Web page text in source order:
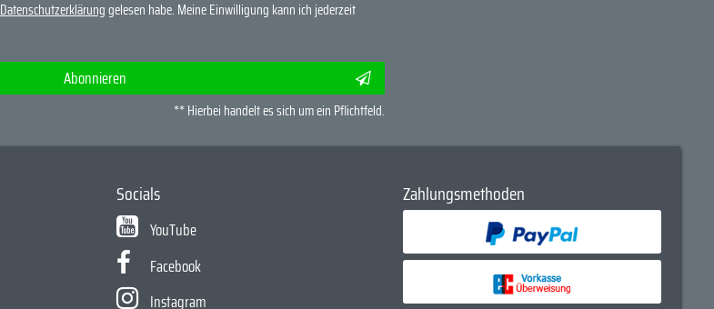
Daten­schutz­erklärunggelesen habe. Meine Einwilligung kann ich jederzeit
Abonnieren
** Hierbei handelt es sich um ein Pflichtfeld.
Socials
YouTube
Facebook
Instagram
Zahlungsmethoden